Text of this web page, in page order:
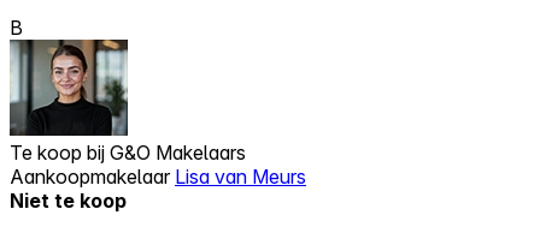
B
Te koop bij G&O Makelaars
Aankoopmakelaar Lisa van Meurs
Niet te koop